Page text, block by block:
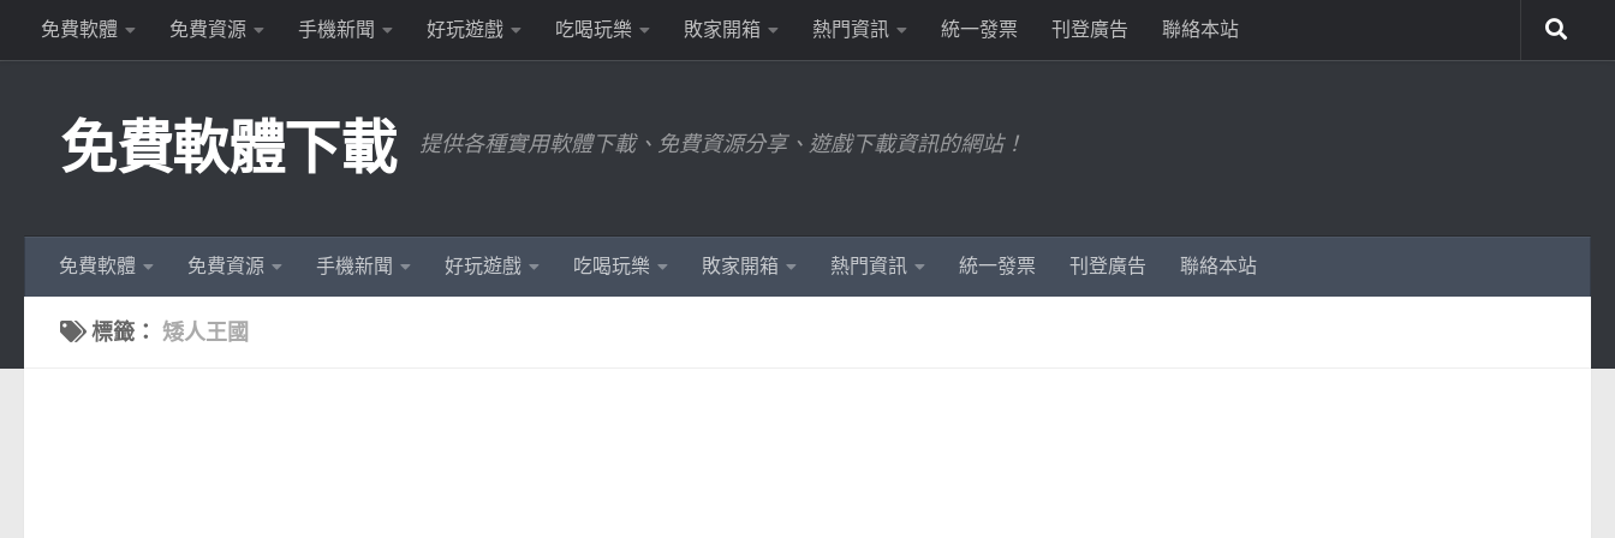
Skip to content
免費軟體 免費資源 手機新聞 好玩遊戲 吃喝玩樂 敗家開箱 熱門資訊 統一發票 刊登廣告 聯絡本站
免費軟體下載 提供各種實用軟體下載、免費資源分享、遊戲下載資訊的網站！
免費軟體 免費資源 手機新聞 好玩遊戲 吃喝玩樂 敗家開箱 熱門資訊 統一發票 刊登廣告 聯絡本站
標籤： 矮人王國